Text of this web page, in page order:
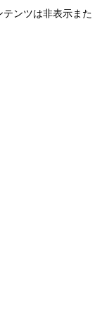
ンツは非表示また